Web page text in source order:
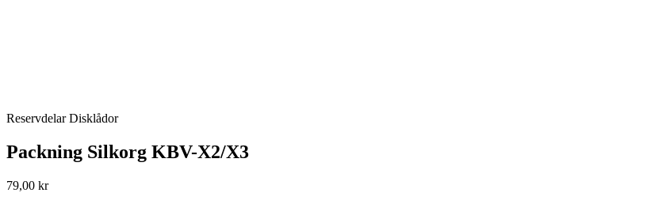
Reservdelar Disklådor
Packning Silkorg KBV-X2/X3
79,00 kr